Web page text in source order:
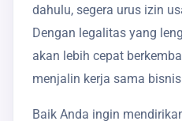
dahulu, segera urus izin
Dengan legalitas yang
akan lebih cepat
menjalin kerja sama
Baik Anda ingin